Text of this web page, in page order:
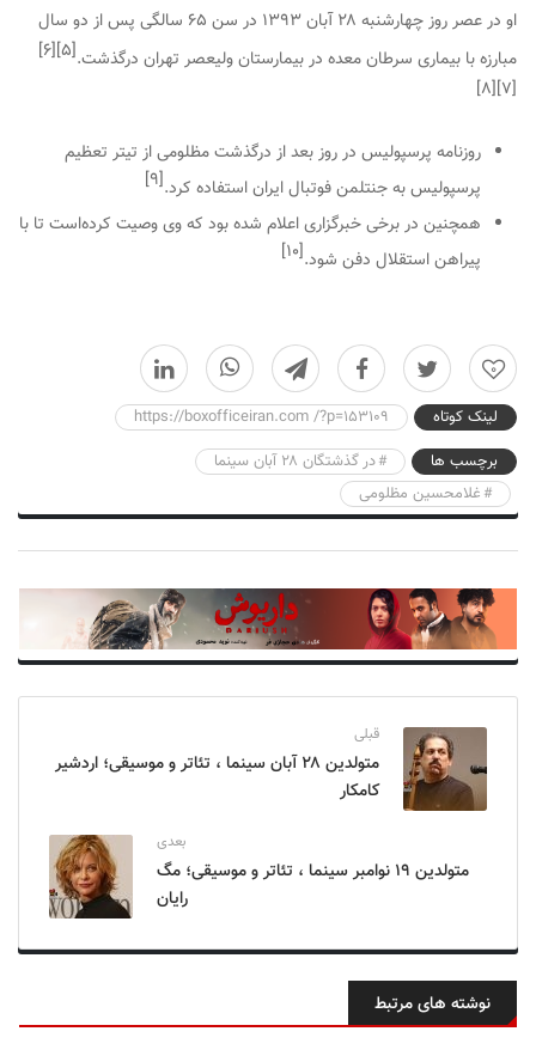
او در عصر روز چهارشنبه ۲۸ آبان ۱۳۹۳ در سن ۶۵ سالگی پس از دو سال
مبارزه با بیماری سرطان معده در بیمارستان ولیعصر تهران درگذشت.[۵]
[۶]
[۷]
[۸]
روزنامه پرسپولیس در روز بعد از درگذشت مظلومی از تیتر تعظیم
پرسپولیس به جنتلمن فوتبال ایراناستفاده کرد.[۹]
همچنین در برخی خبرگزاری اعلام شده بود که وی وصیت کرده‌است تا با
پیراهن استقلال دفن شود.[۱۰]
0
لینک کوتاه
https://boxofficeiran.com /?p=153109
برچسب ها
در گذشتگان ۲۸ آبان سینما
غلامحسین مظلومی
قبلی
متولدین ۲۸ آبان سینما ، تئاتر و موسیقی؛ اردشیر
کامکار
بعدی
متولدین ۱۹ نوامبر سینما ، تئاتر و موسیقی؛ مگ
رایان
نوشته های مرتبط